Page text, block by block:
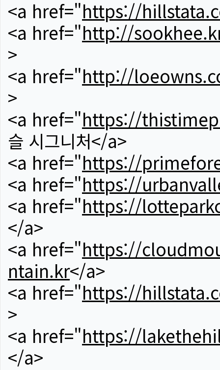
<a href="https://
<a href="http://
>
<a href="http://
>
<a href="https://
슬 시그니처</a>
<a href="https://
<a href="https://
<a href="https://
</a>
<a href="https://
ntain.kr</a>
<a href="https://
>
<a href="https://
</a>